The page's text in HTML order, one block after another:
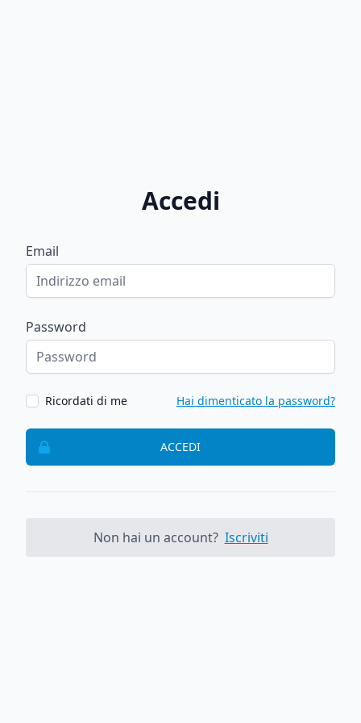
Accedi
Email
Password
Ricordati di me Hai dimenticato la password?
ACCEDI
Non hai un account? Iscriviti